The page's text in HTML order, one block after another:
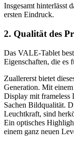
Insgesamt hinterlässt
ersten Eindruck.
2. Qualität des
Das VALE-Tablet
Eigenschaften, die es
Zuallererst bietet
Generation. Mit
Display mit frameless
Sachen Bildqualität.
Leuchtkraft, sind
Ein optisches
einem ganz neuen